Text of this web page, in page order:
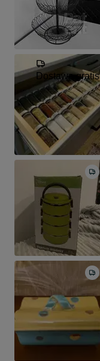
Dostawa gratis